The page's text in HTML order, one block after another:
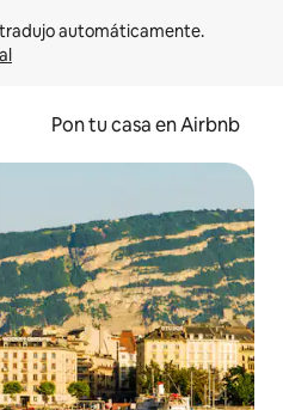
Pon tu casa en Airbnb